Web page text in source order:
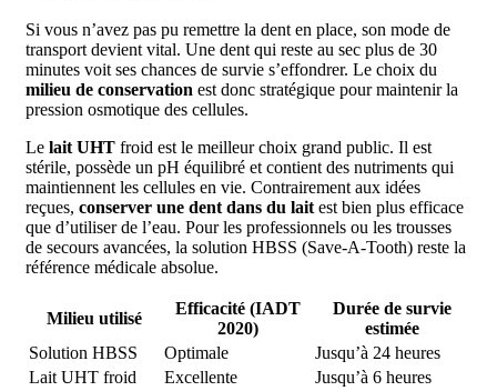
Si vous n’avez pas pu remettre la dent en place, son mode de
transport devient vital. Une dent qui reste au sec plus de 30
minutes voit ses chances de survie s’effondrer. Le choix du
milieu de conservation est donc stratégique pour maintenir la
pression osmotique des cellules.
Le lait UHT froid est le meilleur choix grand public. Il est
stérile, possède un pH équilibré et contient des nutriments qui
maintiennent les cellules en vie. Contrairement aux idées
reçues, conserver une dent dans du laitest bien plus efficace
que d’utiliser de l’eau. Pour les professionnels ou les trousses
de secours avancées, la solution HBSS (Save-A-Tooth) reste la
référence médicale absolue.
Milieu utilisé
Efficacité (IADT
2020)
Durée de survie
estimée
Solution HBSS
Optimale
Jusqu’à 24 heures
Lait UHT froid
Excellente
Jusqu’à 6 heures